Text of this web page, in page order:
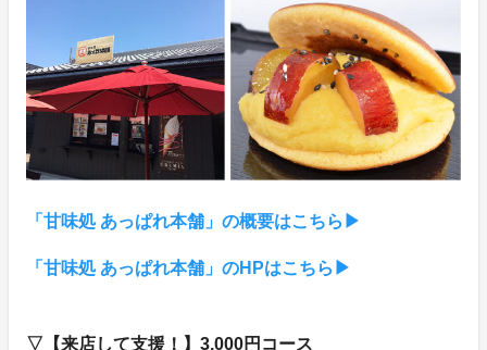
「甘味処 あっぱれ本舗」の概要はこちら▶︎
「甘味処 あっぱれ本舗」のHPはこちら▶︎
▽【来店して支援！】3,000円コース